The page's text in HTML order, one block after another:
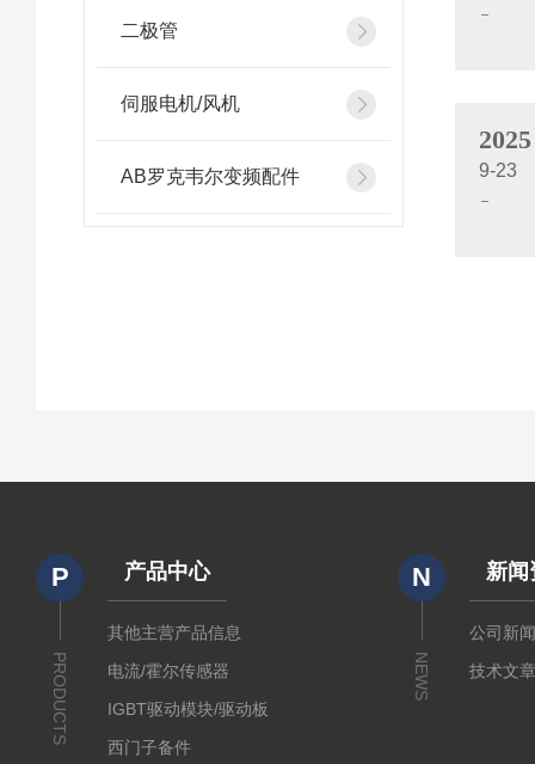
二极管
伺服电机/风机
AB罗克韦尔变频配件
2025
9-23
P
PRODUCTS
产品中心
其他主营产品信息
电流/霍尔传感器
IGBT驱动模块/驱动板
西门子备件
N
NEWS
新闻
公司新
技术文